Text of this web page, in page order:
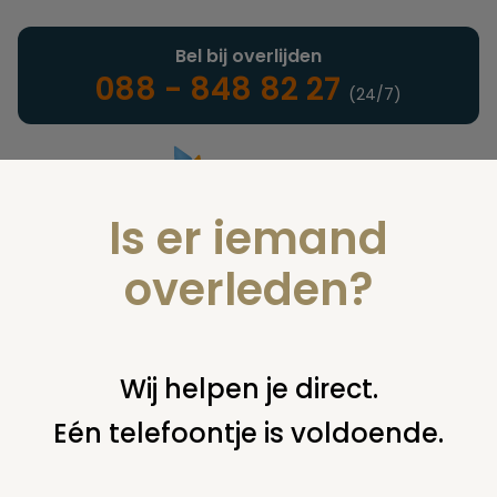
Landelijke uitvaartonderneming
Bel bij overlijden
088 - 848 82 27 (24/7)
U bent hier: home infotheek alle onderwerpen kosten
crowdfunding uitvaart
Is er iemand
overleden?
Wij helpen je direct.
Eén telefoontje is voldoende.